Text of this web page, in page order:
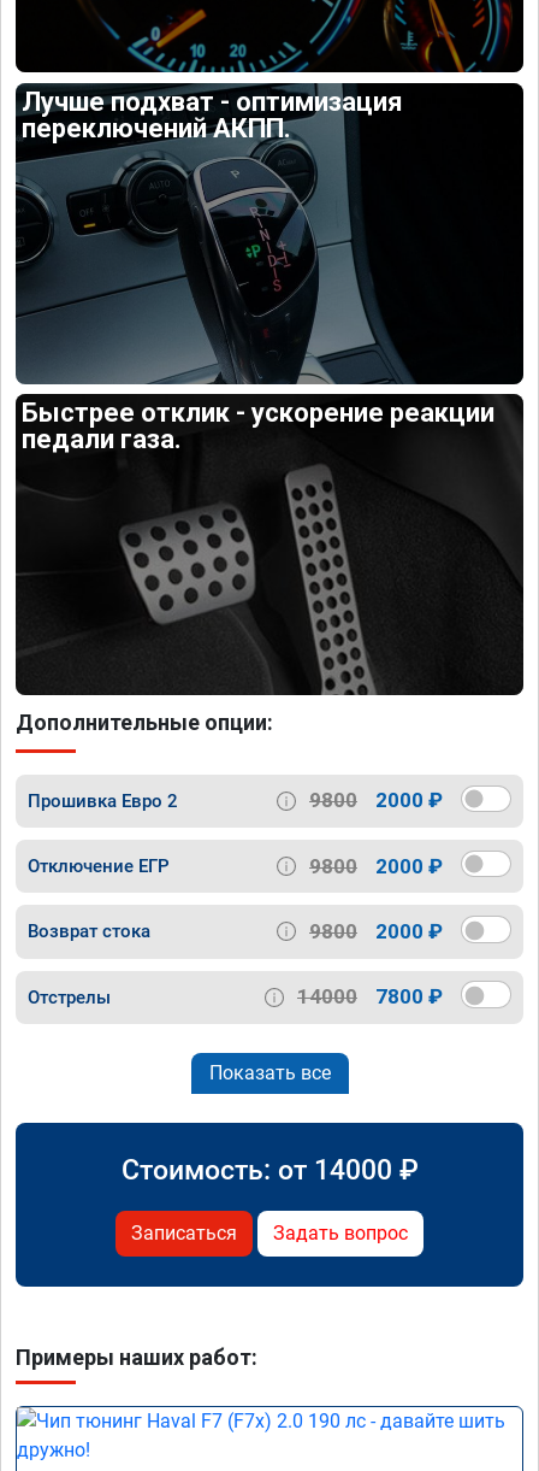
Лучше подхват - оптимизация
переключений АКПП.
Быстрее отклик - ускорение реакции
педали газа.
Дополнительные опции:
Прошивка Евро 2 9800 2000 ₽
Отключение ЕГР 9800 2000 ₽
Возврат стока 9800 2000 ₽
Отстрелы 14000 7800 ₽
Показать все
Стоимость: от 14000 ₽
Записаться Задать вопрос
Примеры наших работ: